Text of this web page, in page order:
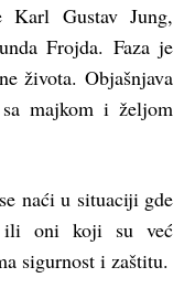
Gustav Jung,
Frojda. Faza je
života. Objašnjava
majkom i željom
naći u situaciji gde
ili oni koji su već
sigurnost i zaštitu.